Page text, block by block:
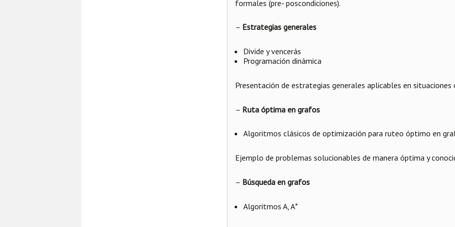
formales (pre- poscondiciones).
– Estrategias generales
Divide y vencerás
Programación dinámica
Presentación de estrategias generales aplicables en situaciones
– Ruta óptima en grafos
Algoritmos clásicos de optimización para ruteo óptimo en
Ejemplo de problemas solucionables de manera óptima y
– Búsqueda en grafos
Algoritmos A, A*